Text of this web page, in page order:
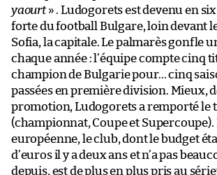
yaourt» . Ludogorets est devenu en
forte du football Bulgare, loin devant
Sofia, la capitale. Le palmarès gonfle
chaque année : l’équipe compte cinq
champion de Bulgarie pour… cinq
passées en première division. Mieux,
promotion, Ludogorets a remporté le
(championnat, Coupe et Supercoupe).
européenne, le club, dont le budget
d’euros il y a deux ans et n’a pas
depuis, est de plus en plus pris au